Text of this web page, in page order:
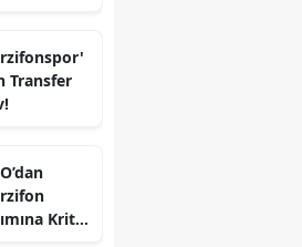
Transfer
Kritik